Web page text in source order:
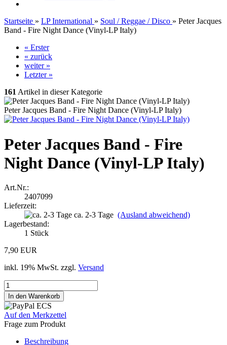
Startseite » LP International » Soul / Reggae / Disco » Peter Jacques
Band - Fire Night Dance (Vinyl-LP Italy)
« Erster
« zurück
weiter »
Letzter »
161Artikel in dieser Kategorie
Peter Jacques Band - Fire Night Dance (Vinyl-LP Italy)
Peter Jacques Band - Fire
Night Dance (Vinyl-LP Italy)
Art.Nr.:
2407099
Lieferzeit:
ca. 2-3 Tage (Ausland abweichend)
Lagerbestand:
1 Stück
7,90 EUR
inkl. 19% MwSt. zzgl. Versand
Auf den Merkzettel
Frage zum Produkt
Beschreibung